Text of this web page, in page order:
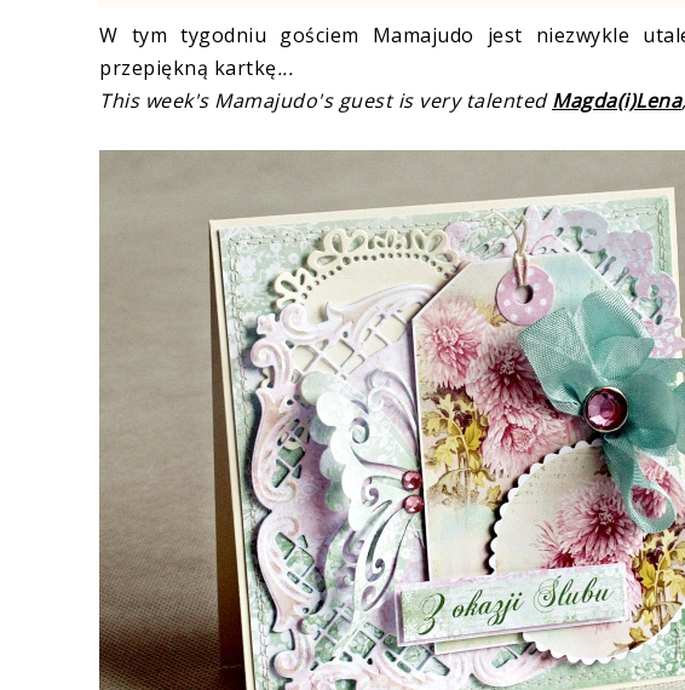
W tym tygodniu gościem Mamajudo jest niezwykle
przepiękną kartkę...
This week's Mamajudo's guest is very talentedMagda(i)Lena